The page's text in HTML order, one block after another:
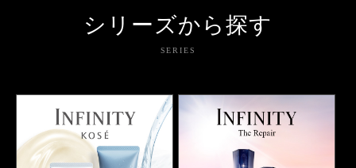
シリーズから探す
SERIES